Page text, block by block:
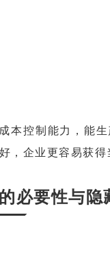
本控制能力，能
企业更容易获得
必要性与隐